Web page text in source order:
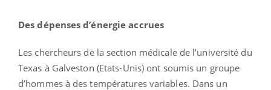
Des dépenses d’énergie accrues
Les chercheurs de la section médicale de l’université du
Texas à Galveston (Etats-Unis) ont soumis un groupe
d’hommes à des températures variables. Dans un